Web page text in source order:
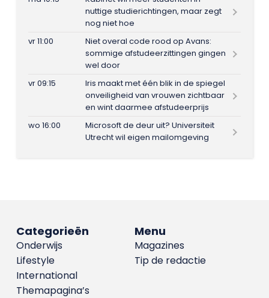
nuttige studierichtingen, maar zegt
nog niet hoe
vr 11:00
Niet overal code rood op Avans:
sommige afstudeerzittingen gingen
wel door
vr 09:15
Iris maakt met één blik in de spiegel
onveiligheid van vrouwen zichtbaar
en wint daarmee afstudeerprijs
wo 16:00
Microsoft de deur uit? Universiteit
Utrecht wil eigen mailomgeving
Menu
Magazines
Tip de redactie
Categorieën
Onderwijs
Lifestyle
International
Themapagina’s